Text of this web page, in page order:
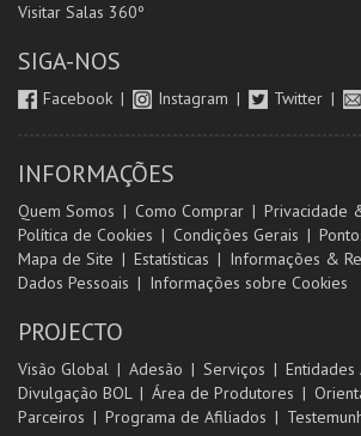
Visitar Salas 360º
SIGA-NOS
Facebook Instagram Twitter
INFORMAÇÕES
Quem Somos Como Comprar
Privacidade
Política de Cookies
Condições Gerais
Mapa de Site
Estatísticas
Informações &
Dados Pessoais
Informações sobre Cookies
PROJECTO
Visão Global Adesão Serviços
Entidades
Divulgação BOL
Área de Produtores
Parceiros
Programa de Afiliados